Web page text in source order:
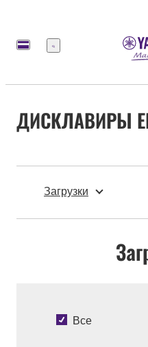
Меню
ДИСКЛАВИРЫ
Загрузки
Все